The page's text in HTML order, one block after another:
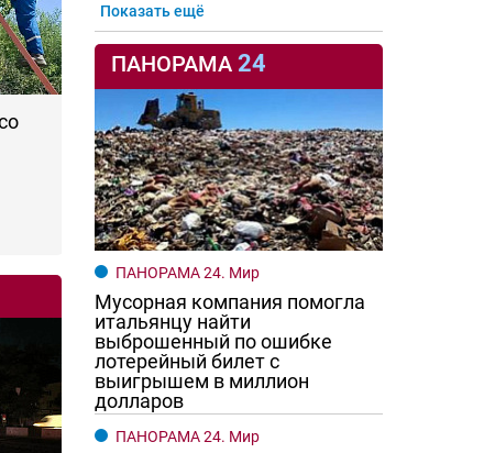
Показать ещё
ПАНОРАМА 24
ПАНОРАМА 24. Мир
Мусорная компания помогла
итальянцу найти
выброшенный по ошибке
лотерейный билет с
выигрышем в миллион
долларов
ПАНОРАМА 24. Мир